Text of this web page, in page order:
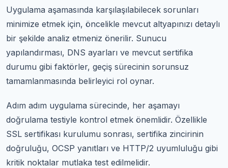
Uygulama aşamasında karşılaşılabilecek sorunları
minimize etmek için, öncelikle mevcut altyapınızı detaylı
bir şekilde analiz etmeniz önerilir. Sunucu
yapılandırması, DNS ayarları ve mevcut sertifika
durumu gibi faktörler, geçiş sürecinin sorunsuz
tamamlanmasında belirleyici rol oynar.
Adım adım uygulama sürecinde, her aşamayı
doğrulama testiyle kontrol etmek önemlidir. Özellikle
SSL sertifikası kurulumu sonrası, sertifika zincirinin
doğruluğu, OCSP yanıtları ve HTTP/2 uyumluluğu gibi
kritik noktalar mutlaka test edilmelidir.